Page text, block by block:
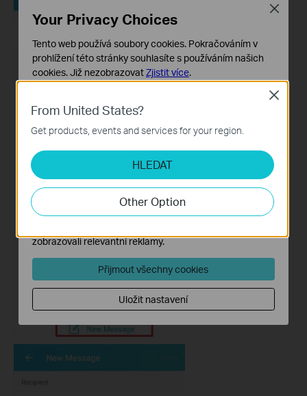
From United States?
Get products, events and services for your region.
HLEDAT
Other Option
Close
Your Privacy Choices
Tento web používá soubory cookies. Pokračováním v
prohlížení této stránky souhlasíte s používáním našich
cookies.Již nezobrazovatZjistit více.
Tyto cookies jsou nezbytné pro fungování webových
stránek a nelze je ve vašich systémech deaktivovat.
Analytické a marketingové cookies
Soubory cookie pro nám umožňují analyzovat vaše
aktivity na našich webových stránkách za účelem
zlepšení a přizpůsobení jejich funkčnosti.
Marketingové soubory cookie mohou prostřednictvím
zobrazovali relevantní reklamy.
Přijmout všechny cookies
Uložit nastavení
Close